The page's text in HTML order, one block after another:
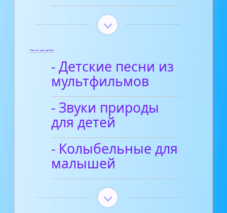
Песни для детей
- Детские песни из
мультфильмов
- Звуки природы
для детей
- Колыбельные для
малышей